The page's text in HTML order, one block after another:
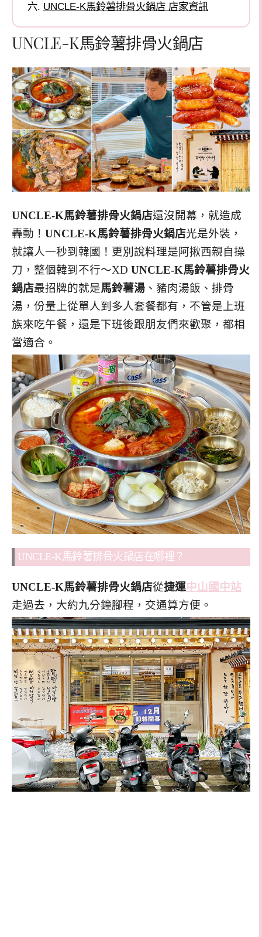
UNCLE-K馬鈴薯排骨火鍋店 店家資訊
UNCLE-K馬鈴薯排骨火鍋店
UNCLE-K馬鈴薯排骨火鍋店還沒開幕，就造成
轟動！ UNCLE-K馬鈴薯排骨火鍋店光是外裝，
就讓人一秒到韓國！更別說料理是阿揪西親自操
刀，整個韓到不行～XD UNCLE-K馬鈴薯排骨火
鍋店最招牌的就是馬鈴薯湯 、豬肉湯飯、排骨
湯，份量上從單人到多人套餐都有，不管是上班
族來吃午餐，還是下班後跟朋友們來歡聚，都相
當適合。
UNCLE-K馬鈴薯排骨火鍋店在哪裡？
UNCLE-K馬鈴薯排骨火鍋店從捷運中山國中站
走過去，大約九分鐘腳程，交通算方便。